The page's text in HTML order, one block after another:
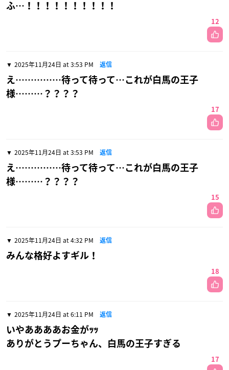
ふ…！！！！！！！！！！
12
2025年11月24日 at 3:53 PM 返信
え……………待って待って…これが白馬の王子
様………？？？？
17
2025年11月24日 at 3:53 PM 返信
え……………待って待って…これが白馬の王子
様………？？？？
15
2025年11月24日 at 4:32 PM 返信
みんな格好よすギル！
18
2025年11月24日 at 6:11 PM 返信
いやああああお金がｯｯ
ありがとうプーちゃん、白馬の王子すぎる
17